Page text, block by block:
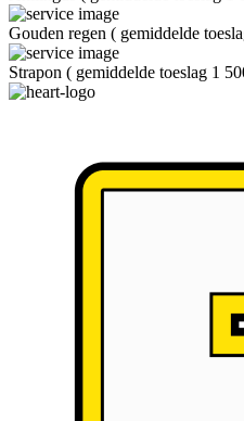
Gouden regen ( gemiddelde
Strapon ( gemiddelde toeslag 1